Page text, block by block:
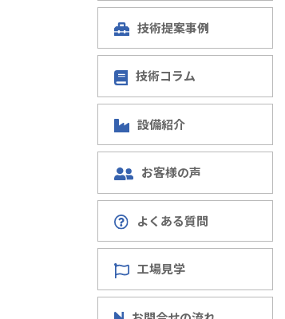
技術提案事例
技術コラム
設備紹介
お客様の声
よくある質問
工場見学